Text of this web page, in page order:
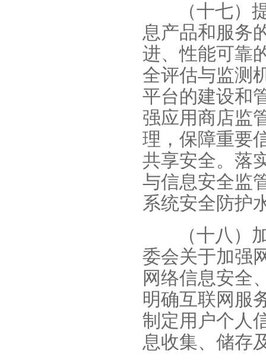
（十七）
息产品和服务
进、性能可靠
全评估与监测
平台的建设和
强应用商店监
理，保障重要
共享安全。落
与信息安全监
系统安全防护
（十八）
委会关于加强
网络信息安全
明确互联网服
制定用户个人
息收集、储存